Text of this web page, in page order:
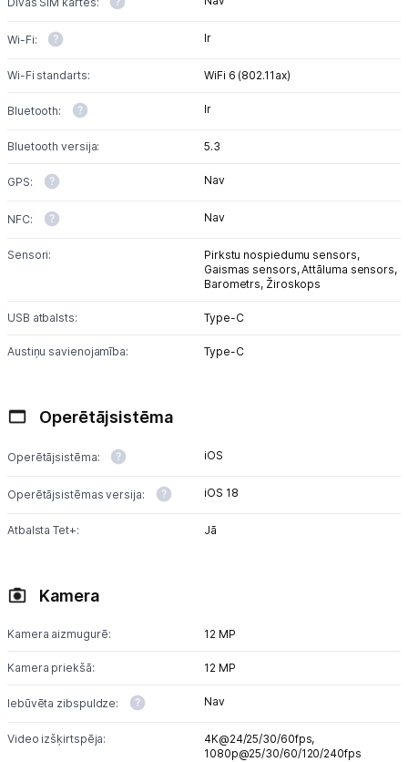
Wi-Fi: Ir
Wi-Fi standarts: WiFi 6 (802.11ax)
Bluetooth: Ir
Bluetooth versija: 5.3
GPS: Nav
NFC: Nav
Sensori:
Pirkstu nospiedumu sensors,
Gaismas sensors,Attāluma sensors,
Barometrs, Žiroskops
USB atbalsts: Type-C
Austiņu savienojamība: Type-C
Operētājsistēma
Operētājsistēma: iOS
Operētājsistēmas versija: iOS 18
Atbalsta Tet+: Jā
Kamera
Kamera aizmugurē: 12 MP
Kamera priekšā: 12 MP
Iebūvēta zibspuldze: Nav
Video izšķirtspēja:
4K@24/25/30/60fps,
1080p@25/30/60/120/240fps